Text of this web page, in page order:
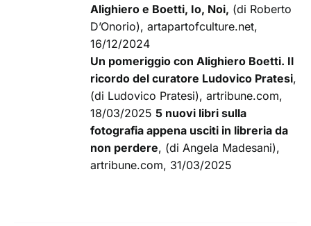
Alighiero e Boetti, Io, Noi, (di Roberto
D’Onorio), artapartofculture.net,
16/12/2024
Un pomeriggio con Alighiero Boetti. Il
ricordo del curatore Ludovico Pratesi,
(di Ludovico Pratesi), artribune.com,
18/03/20255 nuovi libri sulla
fotografia appena usciti in libreria da
non perdere, (di Angela Madesani),
artribune.com, 31/03/2025